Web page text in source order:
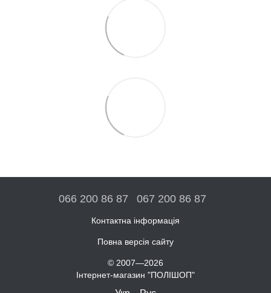
066 200 86 87 067 200 86 87
Контактна інформація
Повна версія сайту
© 2007—2026
Інтернет-магазин "ПОЛІШОП"